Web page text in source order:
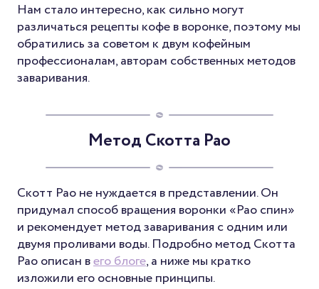
Нам стало интересно, как сильно могут
различаться рецепты кофе в воронке, поэтому мы
обратились за советом к двум кофейным
профессионалам, авторам собственных методов
заваривания.
Метод Скотта Рао
Скотт Рао не нуждается в представлении. Он
придумал способ вращения воронки «Рао спин»
и рекомендует метод заваривания с одним или
двумя проливами воды. Подробно метод Скотта
Рао описан вего блоге, а ниже мы кратко
изложили его основные принципы.